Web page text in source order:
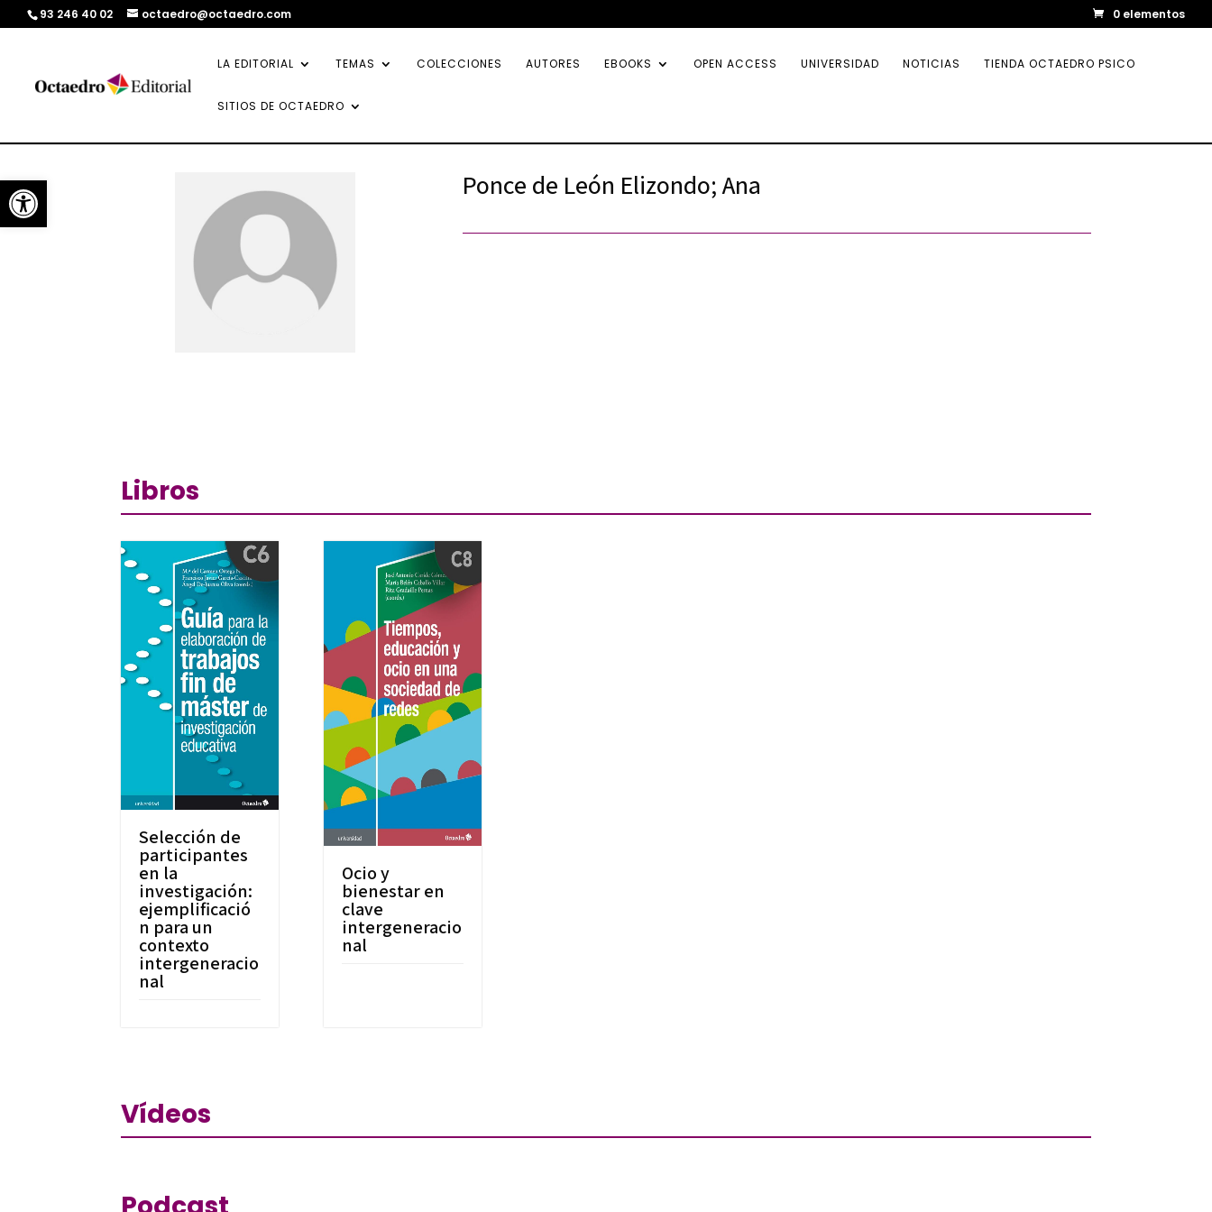
Abrir barra de herramientas
93 246 40 02 octaedro@octaedro.com 0 elementos
LA EDITORIAL TEMAS COLECCIONES AUTORES EBOOKS OPEN ACCESS UNIVERSIDAD NOTICIAS TIENDA OCTAEDRO PSICO
SITIOS DE OCTAEDRO
Ponce de León Elizondo; Ana
Libros
Selección de
participantes
en la
investigación:
ejemplificació
n para un
contexto
intergeneracio
nal
Ocio y
bienestar en
clave
intergeneracio
nal
Vídeos